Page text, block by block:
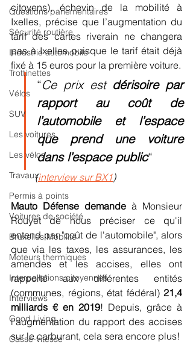
Questions parlementaires
Sécurité routière
Industrie automobile
Trottinettes
Vélos
SUV
Les voitures
Les vélos
Travaux
Permis à points
Voitures de société
Bruxelles Mobilité
Moteurs thermiques
Interpellations citoyennes
Interviews
Good Living
Casse-vitesse
citoyens), échevin de la mobilité à
Ixelles, précise que l’augmentation du
tarif des cartes riverain ne changera
pas à Ixelles puisque le tarif était déjà
“Ce prix est dérisoire par
rapport au coût de
l’automobile et l’espace
que prend une voiture
dans l’espace public“
(interview sur BX1)
Mauto Défense demande à Monsieur
Rouyet de nous préciser ce qu'il
entend par "coût de l'automobile", alors
que via les taxes, les assurances, les
amendes et les accises, elles ont
rapporté aux différentes entités
(communes, régions, état fédéral) 21,4
milliards € en 2019! Depuis, grâce à
l'augmentation du rapport des accises
sur le carburant, cela sera encore plus!